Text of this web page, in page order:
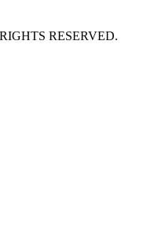
RESERVED.